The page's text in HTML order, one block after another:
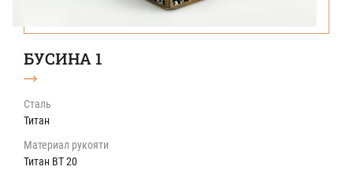
БУСИНА 1
Сталь
Титан
Материал рукояти
Титан ВТ 20